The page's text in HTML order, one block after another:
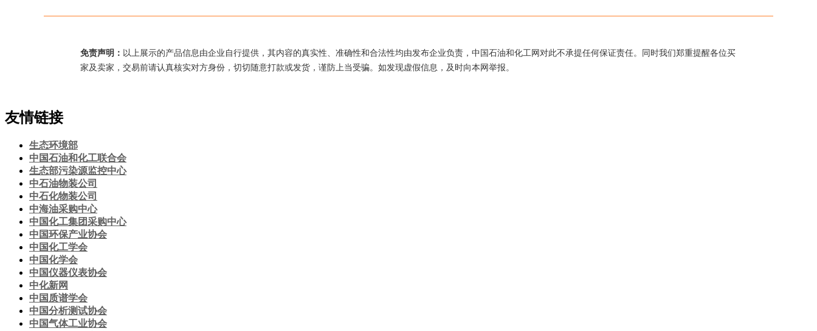
免责声明： 以上展示的产品信息由企业自行提供，其内容的真实性、准确性和合法性均由发布企业负责，中国石油和化工网对此不承提任何保证责任。同时我们郑重提醒各位买
家及卖家，交易前请认真核实对方身份，切切随意打款或发货，谨防上当受骗。如发现虚假信息，及时向本网举报。
友情链接
生态环境部
中国石油和化工联合会
生态部污染源监控中心
中石油物装公司
中石化物装公司
中海油采购中心
中国化工集团采购中心
中国环保产业协会
中国化工学会
中国化学会
中国仪器仪表协会
中化新网
中国质谱学会
中国分析测试协会
中国气体工业协会